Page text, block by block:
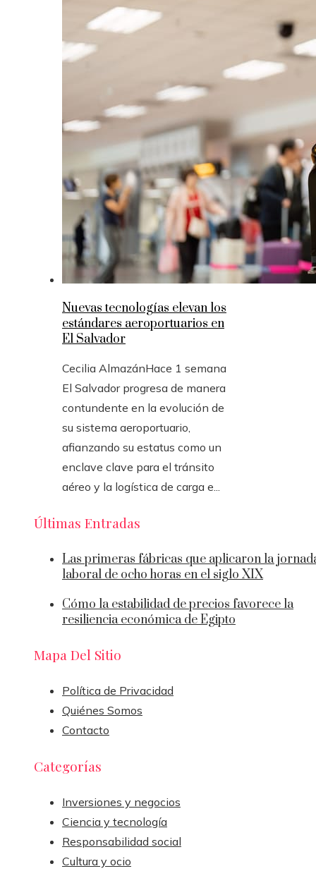
Nuevas tecnologías elevan los
estándares aeroportuarios en
El Salvador
Cecilia AlmazánHace 1 semana
El Salvador progresa de manera
contundente en la evolución de
su sistema aeroportuario,
afianzando su estatus como un
enclave clave para el tránsito
aéreo y la logística de carga e...
Últimas Entradas
Las primeras fábricas que aplicaron la
laboral de ocho horas en el siglo XIX
Cómo la estabilidad de precios favorece la
resiliencia económica de Egipto
Mapa Del Sitio
Política de Privacidad
Quiénes Somos
Contacto
Categorías
Inversiones y negocios
Ciencia y tecnología
Responsabilidad social
Cultura y ocio